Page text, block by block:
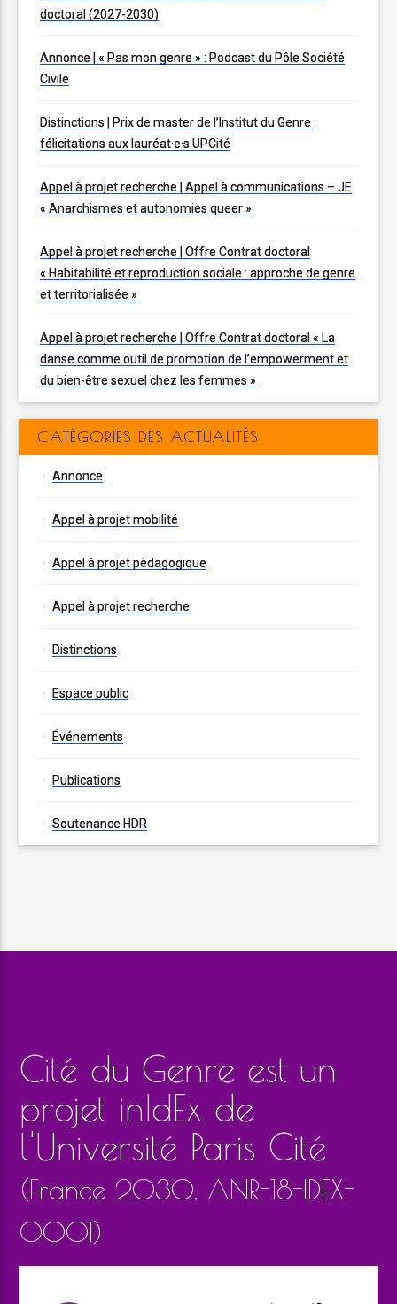
doctoral (2027-2030)
Annonce | « Pas mon genre » : Podcast du Pôle Société
Civile
Distinctions | Prix de master de l’Institut du Genre :
félicitations aux lauréat·e·s UPCité
Appel à projet recherche | Appel à communications – JE
« Anarchismes et autonomies queer »
Appel à projet recherche | Offre Contrat doctoral
« Habitabilité et reproduction sociale : approche de genre
et territorialisée »
Appel à projet recherche | Offre Contrat doctoral « La
danse comme outil de promotion de l’empowerment et
du bien-être sexuel chez les femmes »
CATÉGORIES DES ACTUALITÉS
Annonce
Appel à projet mobilité
Appel à projet pédagogique
Appel à projet recherche
Distinctions
Espace public
Événements
Publications
Soutenance HDR
Cité du Genre est un
projet inIdEx de
l'Université Paris Cité
(France 2030, ANR-18-IDEX-
0001)